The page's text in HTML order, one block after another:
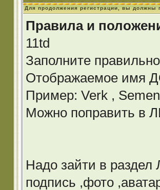
Для продолжения регистрации, вы должны
Правила и
11td
Заполните
Отображаемое
Пример: Verk ,
Можно поправить
Надо зайти в
подпись ,фото